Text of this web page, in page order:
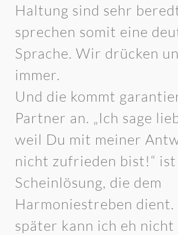
Haltung sind sehr
sprechen somit eine
Sprache. Wir drücken
immer.
Und die kommt
Partner an. „Ich sage
weil Du mit meiner
nicht zufrieden bist!“ ist
Scheinlösung, die dem
Harmoniestreben dient.
später kann ich eh nicht